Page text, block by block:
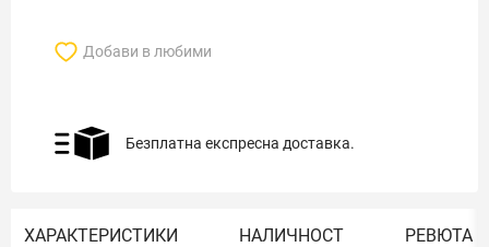
Добави в любими
Безплатна експресна доставка.
ХАРАКТЕРИСТИКИ НАЛИЧНОСТ РЕВЮТА